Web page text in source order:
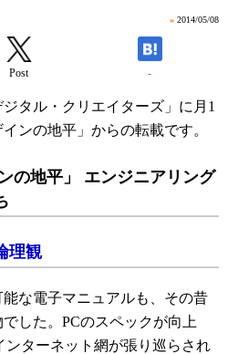
» 2014/05/08
Post -
タル・クリエイターズ」に月1
ンの地平」からの転載です。
の地平」 エンジニアリング
理観
な電子マニュアルも、その昔
した。PCのスペックが向上
ンターネット網が張り巡らされ